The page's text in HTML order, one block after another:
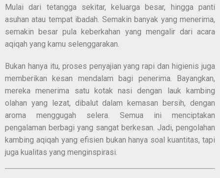
Mulai dari tetangga sekitar, keluarga besar, hingga panti
asuhan atau tempat ibadah. Semakin banyak yang menerima,
semakin besar pula keberkahan yang mengalir dari acara
aqiqah yang kamu selenggarakan.
Bukan hanya itu, proses penyajian yang rapi dan higienis juga
memberikan kesan mendalam bagi penerima. Bayangkan,
mereka menerima satu kotak nasi dengan lauk kambing
olahan yang lezat, dibalut dalam kemasan bersih, dengan
aroma menggugah selera. Semua ini menciptakan
pengalaman berbagi yang sangat berkesan. Jadi, pengolahan
kambing aqiqah yang efisien bukan hanya soal kuantitas, tapi
juga kualitas yang menginspirasi.